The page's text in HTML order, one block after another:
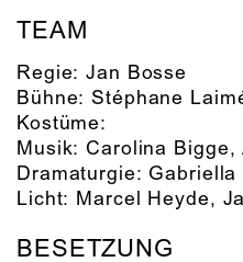
TEAM
Regie:Jan Bosse
Bühne: Stéphane
Kostüme:
Musik: Carolina Bigge,
Dramaturgie: Gabriella
Licht: Marcel Heyde,
BESETZUNG